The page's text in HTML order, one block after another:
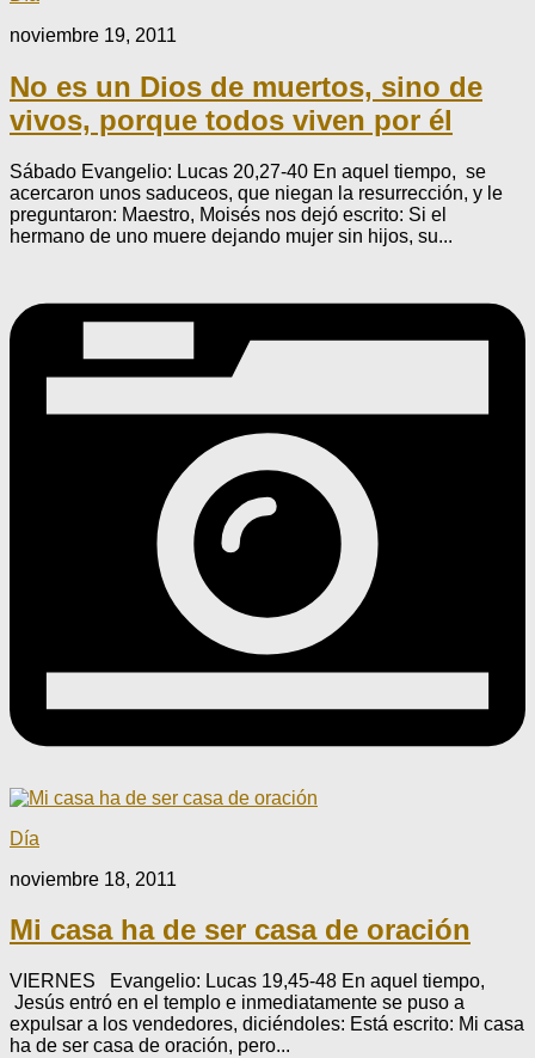
noviembre 19, 2011
No es un Dios de muertos, sino de
vivos, porque todos viven por él
Sábado Evangelio: Lucas 20,27-40 En aquel tiempo, se
acercaron unos saduceos, que niegan la resurrección, y le
preguntaron: Maestro, Moisés nos dejó escrito: Si el
hermano de uno muere dejando mujer sin hijos, su...
Día
noviembre 18, 2011
Mi casa ha de ser casa de oración
VIERNES Evangelio: Lucas 19,45-48 En aquel tiempo,
Jesús entró en el templo e inmediata­mente se puso a
expulsar a los vendedores, diciéndoles: Está escrito: Mi casa
ha de ser casa de oración, pero...